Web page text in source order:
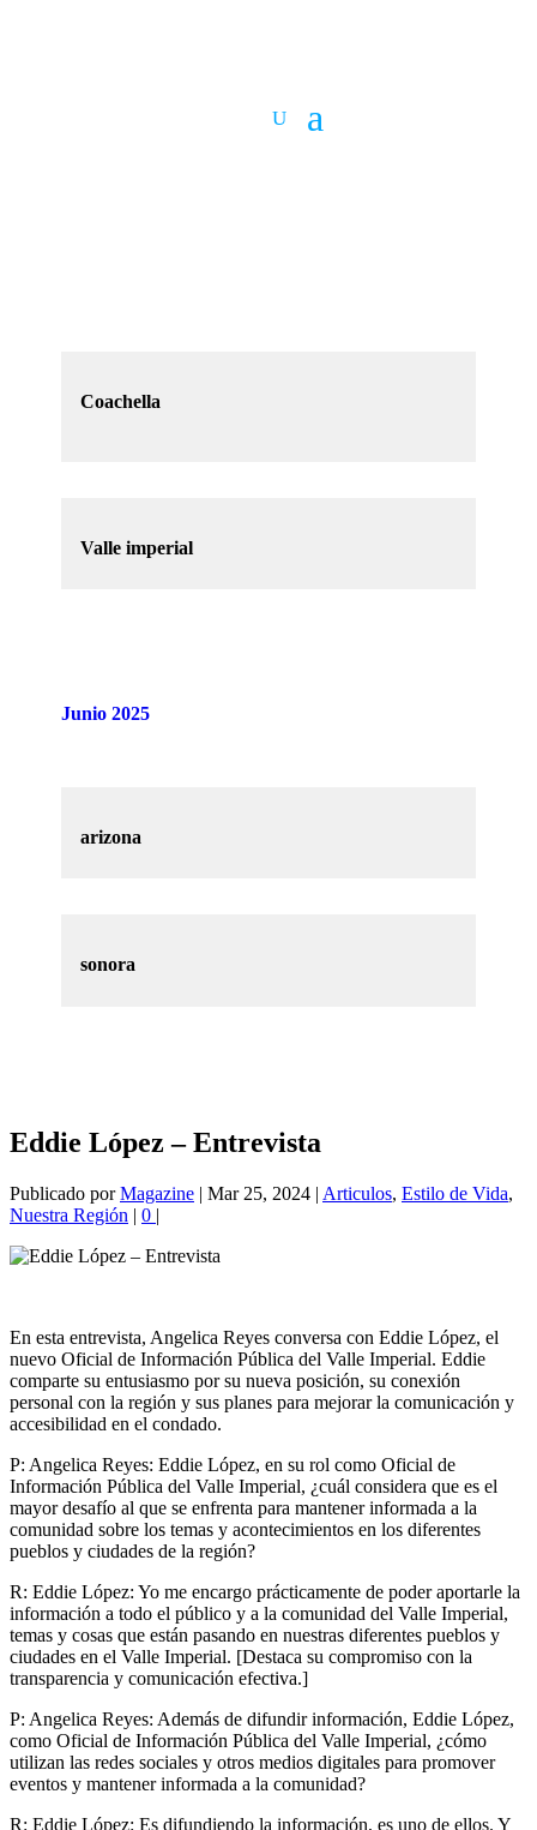
Coachella
Valle imperial
Junio 2025
arizona
sonora
Eddie López – Entrevista
Publicado porMagazine | Mar 25, 2024 | Articulos, Estilo de Vida,
Nuestra Región | 0 |
En esta entrevista, Angelica Reyes conversa con Eddie López, el
nuevo Oficial de Información Pública del Valle Imperial. Eddie
comparte su entusiasmo por su nueva posición, su conexión
personal con la región y sus planes para mejorar la comunicación y
accesibilidad en el condado.
P: Angelica Reyes: Eddie López, en su rol como Oficial de
Información Pública del Valle Imperial, ¿cuál considera que es el
mayor desafío al que se enfrenta para mantener informada a la
comunidad sobre los temas y acontecimientos en los diferentes
pueblos y ciudades de la región?
R: Eddie López: Yo me encargo prácticamente de poder aportarle la
información a todo el público y a la comunidad del Valle Imperial,
temas y cosas que están pasando en nuestras diferentes pueblos y
ciudades en el Valle Imperial. [Destaca su compromiso con la
transparencia y comunicación efectiva.]
P: Angelica Reyes: Además de difundir información, Eddie López,
como Oficial de Información Pública del Valle Imperial, ¿cómo
utilizan las redes sociales y otros medios digitales para promover
eventos y mantener informada a la comunidad?
R: Eddie López: Es difundiendo la información, es uno de ellos. Y